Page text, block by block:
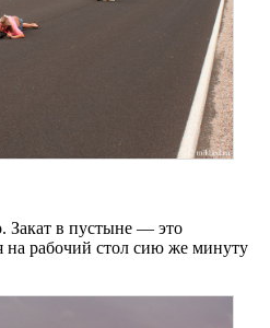
Закат в пустыне — это
на рабочий стол сию же минуту